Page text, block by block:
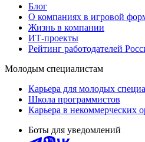
Блог
О компаниях в игровой
Жизнь в компании
ИТ-проекты
Рейтинг работодателей
Молодым специалистам
Карьера для молодых
Школа программистов
Карьера в некоммерческих
Боты для уведомлений